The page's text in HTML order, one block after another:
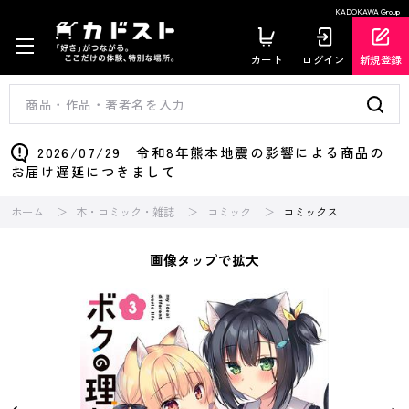
KADOKAWA Group
カート ログイン 新規登録
2026/07/29 令和8年熊本地震の影響による商品の
お届け遅延につきまして
ホーム 本・コミック・雑誌 コミック コミックス
画像タップで拡大